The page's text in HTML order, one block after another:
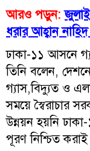
আরও পড়ুন:
ধরার আহ্বান
ঢাকা-১১ আসনে
তিনি বলেন,
গ্যাস,বিদ্যুত ও
সময়ে স্বৈরাচার
উন্নয়ন হয়নি
পূরণ নিশ্চিত